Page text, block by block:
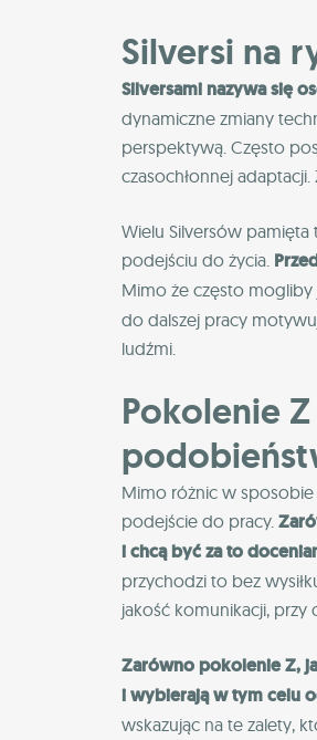
Silversi na
Silversami nazywa się
dynamiczne zmiany
perspektywą. Często
czasochłonnej
Wielu Silversów
podejściu do życia.
Mimo że często
do dalszej pracy
ludźmi.
Pokolenie
Mimo różnic w
podejście do pracy.
i chcą być za to
przychodzi to bez
jakość komunikacji,
Zarówno pokolenie Z,
i wybierają w tym celu
wskazując na te zalety,